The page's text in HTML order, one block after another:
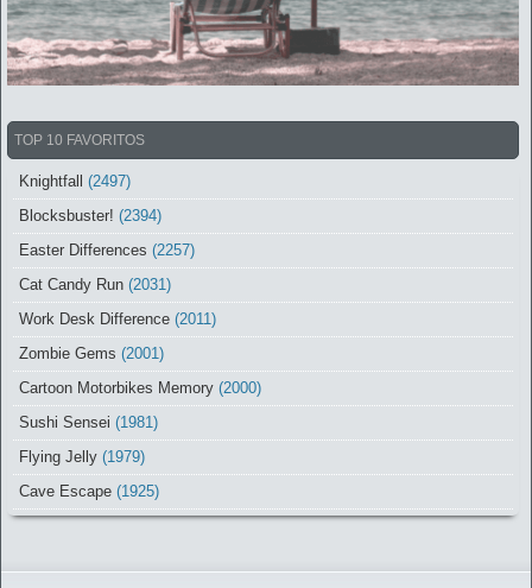
TOP 10 FAVORITOS
Knightfall
(2497)
Blocksbuster! (2394)
Easter Differences (2257)
Cat Candy Run (2031)
Work Desk Difference (2011)
Zombie Gems (2001)
Cartoon Motorbikes Memory (2000)
Sushi Sensei (1981)
Flying Jelly (1979)
Cave Escape (1925)